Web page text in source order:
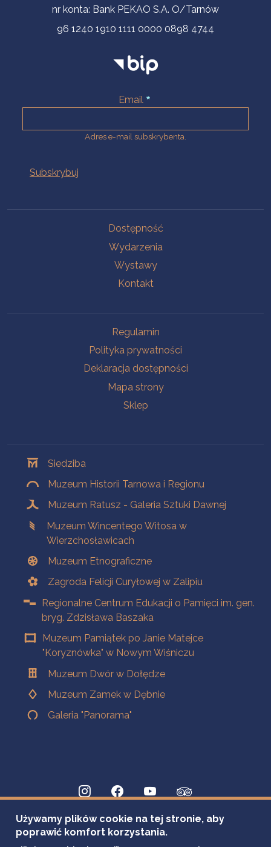
nr konta: Bank PEKAO S.A. O/Tarnów
96 1240 1910 1111 0000 0898 4744
Email
Adres e-mail subskrybenta.
Dostępność
Wydarzenia
Wystawy
Kontakt
Regulamin
Polityka prywatności
Deklaracja dostępności
Mapa strony
Sklep
Siedziba
Muzeum Historii Tarnowa i Regionu
Muzeum Ratusz - Galeria Sztuki Dawnej
Muzeum Wincentego Witosa w
Wierzchosławicach
Muzeum Etnograficzne
Zagroda Felicji Curyłowej w Zalipiu
Regionalne Centrum Edukacji o Pamięci im. gen.
bryg. Zdzisława Baszaka
Muzeum Pamiątek po Janie Matejce
"Koryznówka" w Nowym Wiśniczu
Muzeum Dwór w Dołędze
Muzeum Zamek w Dębnie
Galeria "Panorama"
Używamy plików cookie na tej stronie, aby
poprawić komfort korzystania.